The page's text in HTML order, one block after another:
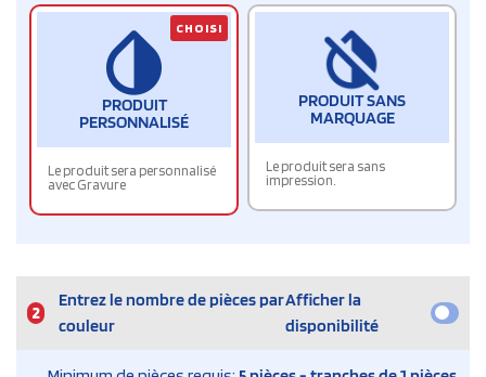
PRODUIT
PERSONNALISÉ
Le produit sera personnalisé
avec Gravure
CHOISI
PRODUIT SANS
MARQUAGE
Le produit sera sans
impression.
2
Entrez le nombre de pièces par
couleur
Afficher la
disponibilité